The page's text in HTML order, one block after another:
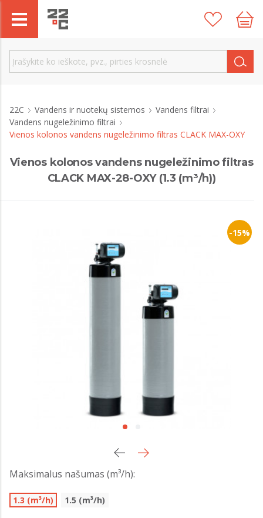
22C Vandens ir nuotekų sistemos
Vandens filtrai
Vandens nugeležinimo filtrai
Vienos kolonos vandens nugeležinimo filtras CLACK MAX-OXY
Vienos kolonos vandens nugeležinimo filtras
CLACK MAX-28-OXY (1.3 (m³/h))
-15%
Maksimalus našumas (m³/h):
1.3 (m³/h) 1.5 (m³/h)